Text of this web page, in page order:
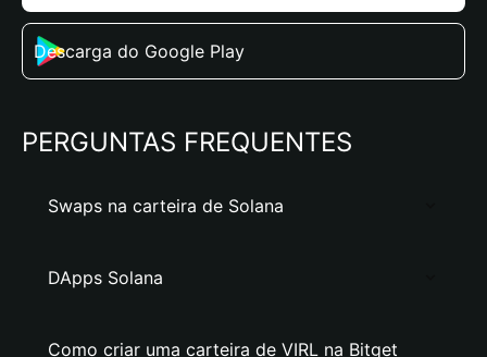
Descarga do Google Play
PERGUNTAS FREQUENTES
Swaps na carteira de Solana
DApps Solana
Como criar uma carteira de VIRL na Bitget